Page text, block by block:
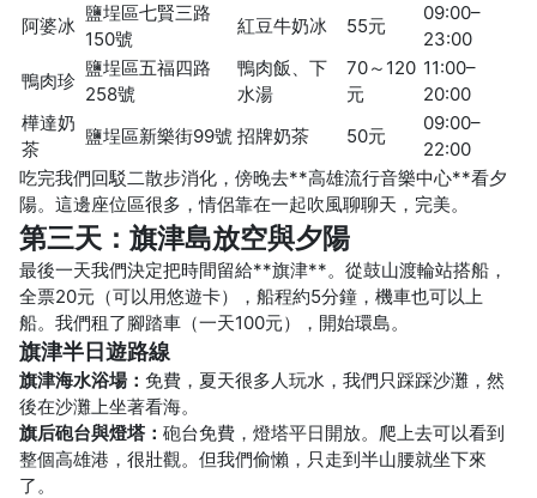
阿婆冰
鹽埕區七賢三路
150號
紅豆牛奶冰 55元
09:00–
23:00
鴨肉珍
鹽埕區五福四路
258號
鴨肉飯、下
水湯
70～120
元
11:00–
20:00
樺達奶
茶
鹽埕區新樂街99號 招牌奶茶 50元
09:00–
22:00
吃完我們回駁二散步消化，傍晚去**高雄流行音樂中心**看夕
陽。這邊座位區很多，情侶靠在一起吹風聊聊天，完美。
第三天：旗津島放空與夕陽
最後一天我們決定把時間留給**旗津**。從鼓山渡輪站搭船，
全票20元（可以用悠遊卡），船程約5分鐘，機車也可以上
船。我們租了腳踏車（一天100元），開始環島。
旗津半日遊路線
旗津海水浴場： 免費，夏天很多人玩水，我們只踩踩沙灘，然
後在沙灘上坐著看海。
旗后砲台與燈塔： 砲台免費，燈塔平日開放。爬上去可以看到
整個高雄港，很壯觀。但我們偷懶，只走到半山腰就坐下來
了。